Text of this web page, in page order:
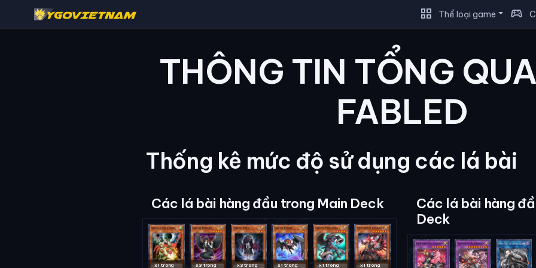
grid_view Thể loại game sports_esports
THÔNG TIN TỔNG
FABLED
Thống kê mức độ sử dụng các lá bài
Các lá bài hàng đầu trong Main Deck
x1 trong
x3 trong
x3 trong
x1 trong
x1 trong
x1 trong
Các lá bài hàng
Deck